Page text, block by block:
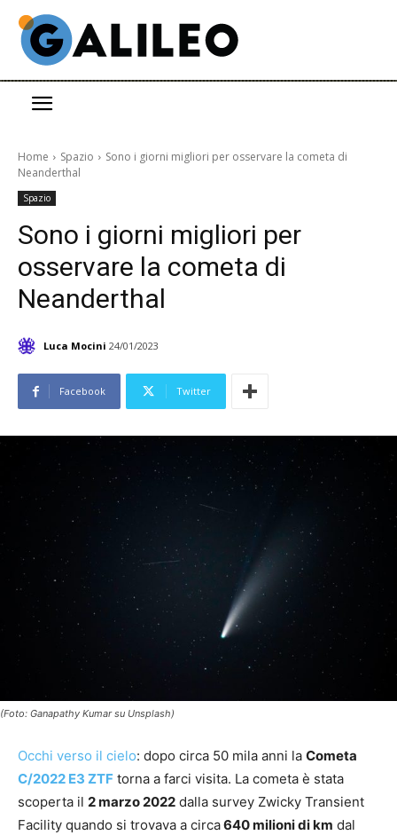
Home Spazio
Sono i giorni migliori per osservare la cometa di
Neanderthal
Spazio
Sono i giorni migliori per
osservare la cometa di
Neanderthal
Luca Mocini 24/01/2023
Facebook Twitter
(Foto: Ganapathy Kumar su Unsplash)
Occhi verso il cielo: dopo circa 50 mila anni la Cometa
C/2022 E3 ZTF torna a farci visita. La cometa è stata
scoperta il 2 marzo 2022 dalla survey Zwicky Transient
Facility quando si trovava a circa640 milioni di km dal